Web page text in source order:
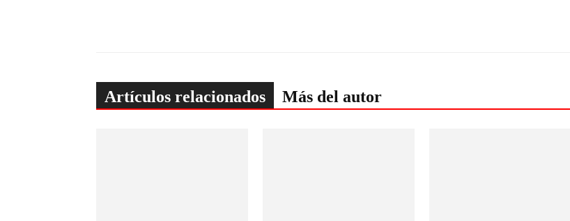
Artículos relacionados Más del autor